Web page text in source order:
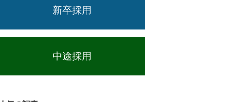
新卒採用
中途採用